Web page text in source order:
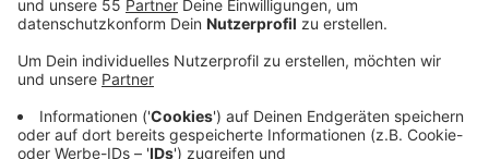
Dafür wurden demografische Entwicklungen
am Arbeitsmarkt und wie innovativ Unternehmen in den
Städten und Kreisen sind. Vor allem Düsseldorf